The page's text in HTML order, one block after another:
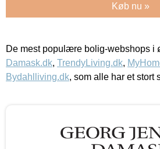
Køb nu »
De mest populære bolig-webshops i
Damask.dk, TrendyLiving.dk,
Bydahlliving.dk, som alle har et stort